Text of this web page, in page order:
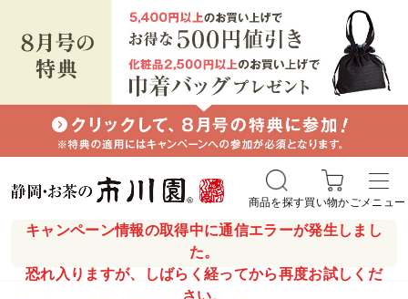
キャンペーン情報の取得中に通信エラーが発生しまし
た。
恐れ入りますが、しばらく経ってから再度お試しくだ
さい。
商品を探す買い物かごメニュー